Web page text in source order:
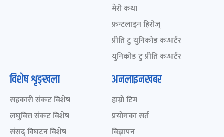
मेरो कथा
फ्रन्टलाइन हिरोज्
प्रीति टु युनिकोड कन्भर्टर
युनिकोड टु प्रीति कन्भर्टर
विशेष शृङ्खला
सहकारी संकट विशेष
लघुवित्त संकट विशेष
संसद् विघटन विशेष
अनलाइनखबर
हाम्रो टिम
प्रयोगका सर्त
विज्ञापन